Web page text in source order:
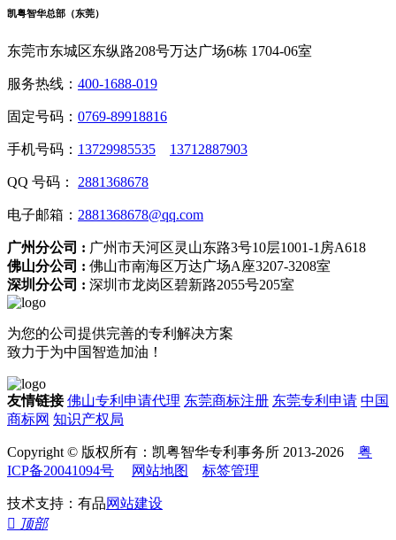
凯粤智华总部（东莞）
东莞市东城区东纵路208号万达广场6栋 1704-06室
服务热线： 400-1688-019
固定号码： 0769-89918816
手机号码： 13729985535 13712887903
QQ 号码： 2881368678
电子邮箱： 2881368678@qq.com
广州分公司 : 广州市天河区灵山东路3号10层1001-1房A618
佛山分公司 : 佛山市南海区万达广场A座3207-3208室
深圳分公司 : 深圳市龙岗区碧新路2055号205室
为您的公司提供完善的专利解决方案
致力于为中国智造加油！
友情链接 佛山专利申请代理 东莞商标注册 东莞专利申请 中国
商标网 知识产权局
Copyright © 版权所有：凯粤智华专利事务所 2013-2026 粤
ICP备20041094号
网站地图 标签管理
技术支持：有品网站建设
 顶部